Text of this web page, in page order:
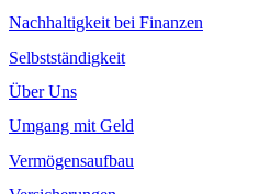
Nachhaltigkeit bei Finanzen
Selbstständigkeit
Über Uns
Umgang mit Geld
Vermögensaufbau